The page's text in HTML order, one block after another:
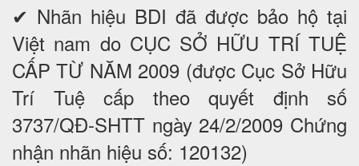
✔ Nhãn hiệu BDI đã được bảo hộ tại
Việt nam do CỤC SỞ HỮU TRÍ TUỆ
CẤP TỪ NĂM 2009 (được Cục Sở Hữu
Trí Tuệ cấp theo quyết định số
3737/QĐ-SHTT ngày 24/2/2009 Chứng
nhận nhãn hiệu số: 120132)